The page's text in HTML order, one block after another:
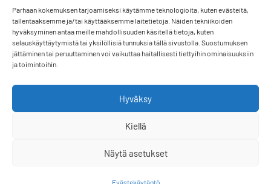
Parhaan kokemuksen tarjoamiseksi käytämme teknologioita, kuten evästeitä,
tallentaaksemme ja/tai käyttääksemme laitetietoja. Näiden tekniikoiden
hyväksyminen antaa meille mahdollisuuden käsitellä tietoja, kuten
selauskäyttäytymistä tai yksilöllisiä tunnuksia tällä sivustolla. Suostumuksen
jättäminen tai peruuttaminen voi vaikuttaa haitallisesti tiettyihin ominaisuuksiin
ja toimintoihin.
Hyväksy
Kiellä
Näytä asetukset
Evästekäytäntö
taru@tarureinikainen.fi
Vaalipäällikö
Puh. +358 50 574 2355
iris@tarureinikainen.fi
T
w
i
i
n